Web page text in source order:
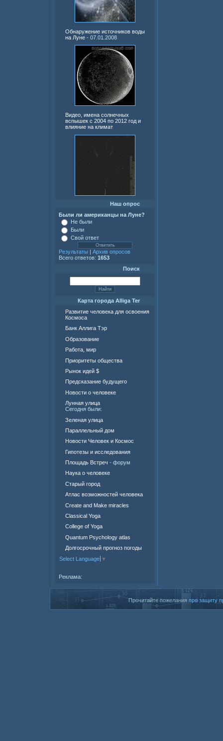
Обнаружение источников воды
на Луне - 07.01.2008
Видео, имена солнечных
вспышек с 2004 по 2012 год и
влияние на климат
Наш опрос
Были ли американцы на Луне?
Не были
Были
Свой ответ
Результаты | Архив опросов
Всего ответов: 1653
Поиск
Карта города Alliga Ter
Развитие человека для освоения
Космоса
Банк Аллига Тэр
Образование
Работа, мир
Приоритеты общества
Рынок идей $
Предсказание будущего
Новости о человеке
Лунная улица
Сегодня были:
Зеленая улица
Параллельный дом
Новости Человек и Космос
Гипотезы и исследования
Площадь Встреч - форум
Наука о человеке
Старый город
Атлас возможностей человека
Create and Make miracles
Classical Yoga
College of Yoga
Quantum Psychology atlas
Долгосрочный прогноз погоды
Select Language ▼
Реклама:
Прочитайте пожелания про защиту